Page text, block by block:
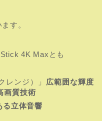
す。
4K Maxとも
レンジ）」 広範囲な輝度
画質技術
る立体音響